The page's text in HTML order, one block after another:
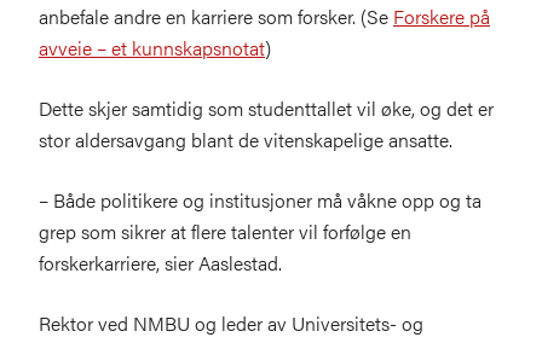
anbefale andre en karriere som forsker. (Se Forskere på
avveie – et kunnskapsnotat)
Dette skjer samtidig som studenttallet vil øke, og det er
stor aldersavgang blant de vitenskapelige ansatte.
– Både politikere og institusjoner må våkne opp og ta
grep som sikrer at flere talenter vil forfølge en
forskerkarriere, sier Aaslestad.
Rektor ved NMBU og leder av Universitets- og